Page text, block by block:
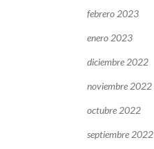
febrero 2023
enero 2023
diciembre 2022
noviembre 2022
octubre 2022
septiembre 2022